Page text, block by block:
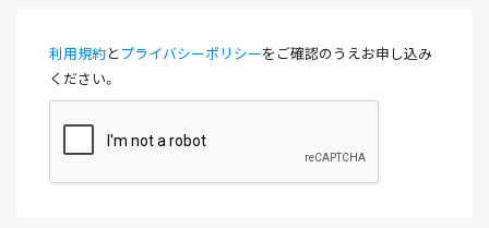
利用規約 と プライバシーポリシーをご確認のうえお申し込み
ください。